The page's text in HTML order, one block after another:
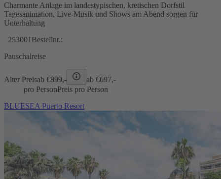
Charmante Anlage im landestypischen, kretischen Dorfstil
Tagesanimation, Live-Musik und Shows am Abend sorgen für
Unterhaltung
253001 Bestellnr.:
Pauschalreise
Alter Preisab €899,- ab €697,-
pro PersonPreis pro Person
BLUESEA Puerto Resort